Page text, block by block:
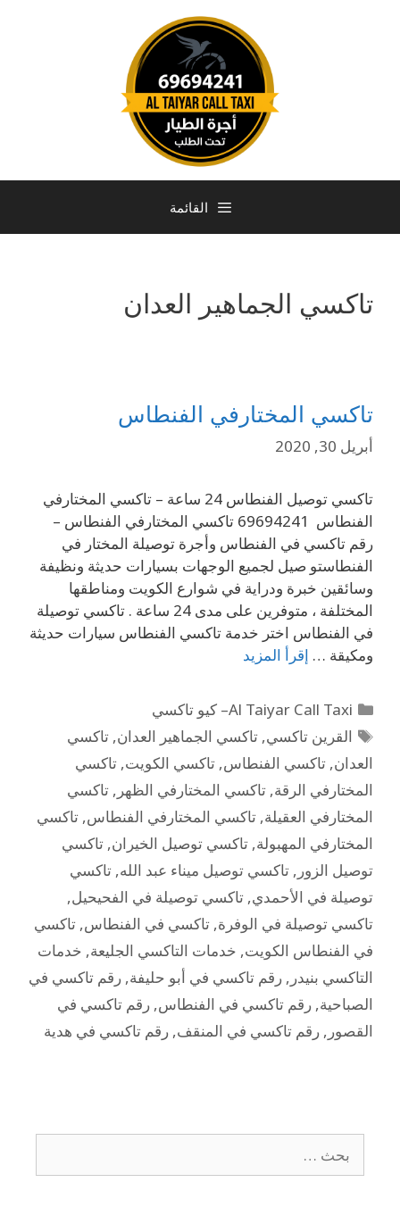
القائمة
تاكسي الجماهير العدان
تاكسي المختارفي الفنطاس
أبريل 30, 2020
تاكسي توصيل الفنطاس 24 ساعة – تاكسي المختارفي
الفنطاس 69694241 تاكسي المختارفي الفنطاس –
رقم تاكسي في الفنطاس وأجرة توصيلة المختار في
الفنطاستو صيل لجميع الوجهات بسيارات حديثة ونظيفة
وسائقين خبرة ودراية في شوارع الكويت ومناطقها
المختلفة ، متوفرين على مدى 24 ساعة . تاكسي توصيلة
في الفنطاس اختر خدمة تاكسي الفنطاس سيارات حديثة
ومكيقة … إقرأ المزيد
Al Taiyar Call Taxi– كيو تاكسي
القرين تاكسي,تاكسي الجماهير العدان,تاكسي
العدان, تاكسي الفنطاس, تاكسي الكويت, تاكسي
المختارفي الرقة, تاكسي المختارفي الظهر , تاكسي
المختارفي العقيلة, تاكسي المختارفي الفنطاس, تاكسي
المختارفي المهبولة, تاكسي توصيل الخيران, تاكسي
توصيل الزور , تاكسي توصيل ميناء عبد الله, تاكسي
توصيلة في الأحمدي, تاكسي توصيلة في الفحيحيل,
تاكسي توصيلة في الوفرة, تاكسي في الفنطاس, تاكسي
في الفنطاس الكويت, خدمات التاكسي الجليعة, خدمات
التاكسي بنيدر , رقم تاكسي في أبو حليفة, رقم تاكسي في
الصباحية, رقم تاكسي في الفنطاس, رقم تاكسي في
القصور , رقم تاكسي في المنقف, رقم تاكسي في هدية